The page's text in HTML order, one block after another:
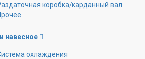
коробка/карданный вал
навесное
охлаждения